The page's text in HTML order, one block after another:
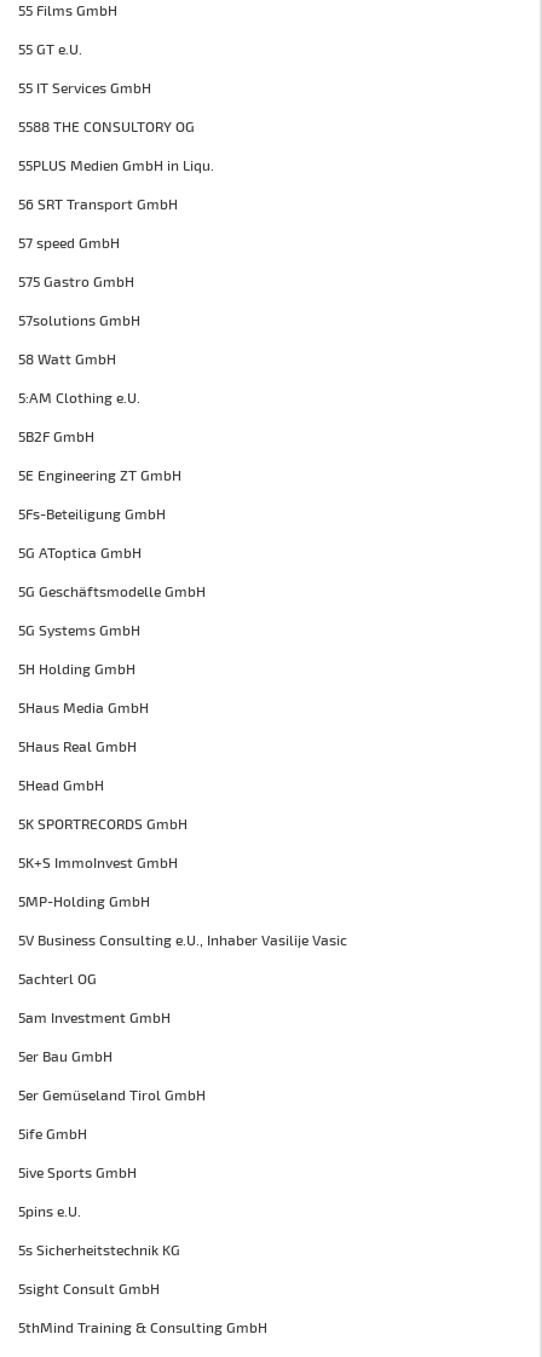
55 Films GmbH
55 GT e.U.
55 IT Services GmbH
5588 THE CONSULTORY OG
55PLUS Medien GmbH in Liqu.
56 SRT Transport GmbH
57 speed GmbH
575 Gastro GmbH
57solutions GmbH
58 Watt GmbH
5:AM Clothing e.U.
5B2F GmbH
5E Engineering ZT GmbH
5Fs-Beteiligung GmbH
5G AToptica GmbH
5G Geschäftsmodelle GmbH
5G Systems GmbH
5H Holding GmbH
5Haus Media GmbH
5Haus Real GmbH
5Head GmbH
5K SPORTRECORDS GmbH
5K+S ImmoInvest GmbH
5MP-Holding GmbH
5V Business Consulting e.U., Inhaber Vasilije Vasic
5achterl OG
5am Investment GmbH
5er Bau GmbH
5er Gemüseland Tirol GmbH
5ife GmbH
5ive Sports GmbH
5pins e.U.
5s Sicherheitstechnik KG
5sight Consult GmbH
5thMind Training & Consulting GmbH